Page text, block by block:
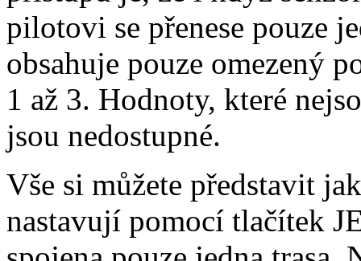
pilotovi se přenese pouze
obsahuje pouze omezený
1 až 3. Hodnoty, které
jsou nedostupné.
Vše si můžete představit
nastavují pomocí tlačítek